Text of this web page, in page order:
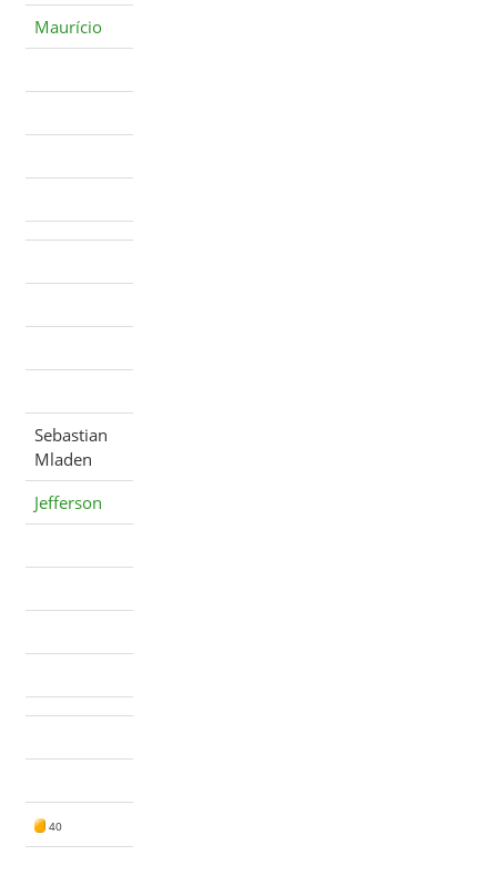
Maurício
Sebastian
Mladen
Jefferson
40